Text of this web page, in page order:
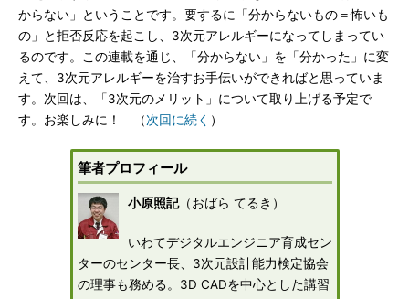
からない」ということです。要するに「分からないもの＝怖いも
の」と拒否反応を起こし、3次元アレルギーになってしまってい
るのです。この連載を通じ、「分からない」を「分かった」に変
えて、3次元アレルギーを治すお手伝いができればと思っていま
す。次回は、「3次元のメリット」について取り上げる予定で
す。お楽しみに！ （次回に続く ）
筆者プロフィール
小原照記（おばら てるき）
いわてデジタルエンジニア育成セン
ターのセンター長、3次元設計能力検定協会
の理事も務める。3D CADを中心とした講習